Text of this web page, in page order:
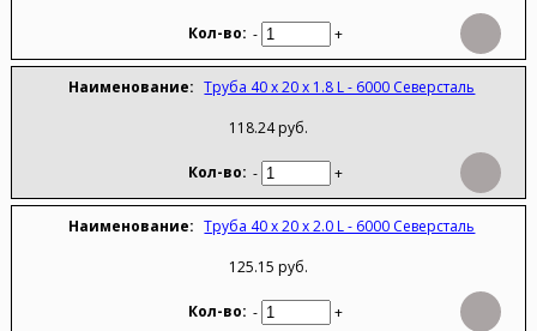
- +
Труба 40 х 20 х 1.8 L - 6000 Северсталь
118.24 руб.
- +
Труба 40 х 20 х 2.0 L - 6000 Северсталь
125.15 руб.
- +